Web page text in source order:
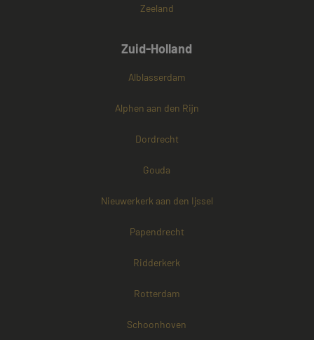
Zeeland
Zuid-Holland
Alblasserdam
Alphen aan den Rijn
Dordrecht
Gouda
Nieuwerkerk aan den Ijssel
Papendrecht
Ridderkerk
Rotterdam
Schoonhoven